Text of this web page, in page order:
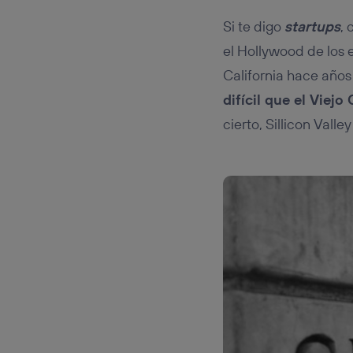
Si te digo startups,
el Hollywood de los
California hace
difícil que el Viejo
cierto, Sillicon
Si
Si